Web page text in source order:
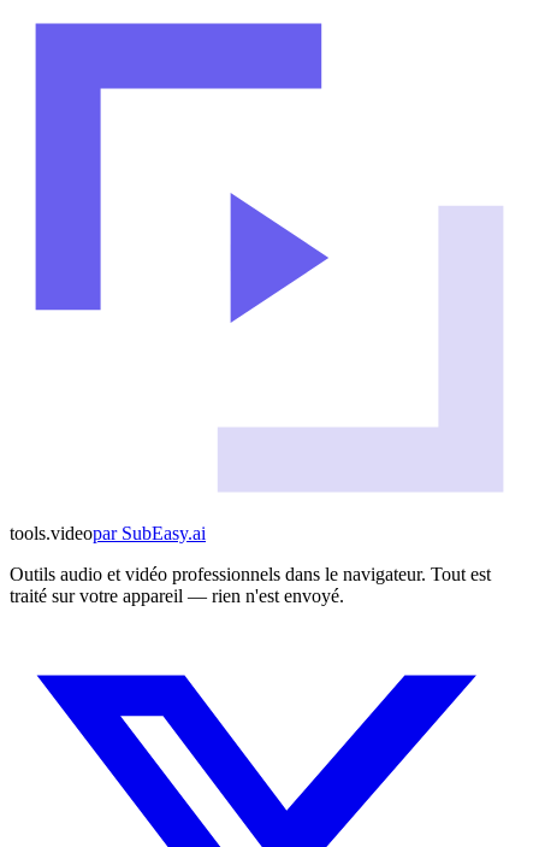
tools.videoparSubEasy.ai
Outils audio et vidéo professionnels dans le navigateur. Tout est
traité sur votre appareil — rien n'est envoyé.